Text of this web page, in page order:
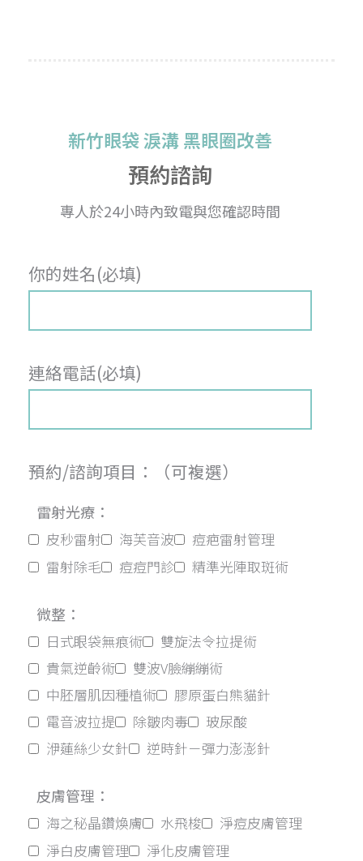
新竹眼袋 淚溝 黑眼圈改善
預約諮詢
專人於24小時內致電與您確認時間
你的姓名(必填)
連絡電話(必填)
預約/諮詢項目：（可複選）
雷射光療：
皮秒雷射 海芙音波
痘疤雷射管理
雷射除毛
痘痘門診 精準光陣取斑術
微整：
日式眼袋無痕術
雙旋法令拉提術
貴氣逆齡術
雙波V臉繃繃術
中胚層肌因種植術
膠原蛋白熊貓針
電音波拉提
除皺肉毒
玻尿酸
洢蓮絲少女針
逆時針－彈力澎澎針
皮膚管理：
海之秘晶鑽煥膚 水飛梭
淨痘皮膚管理
淨白皮膚管理
淨化皮膚管理